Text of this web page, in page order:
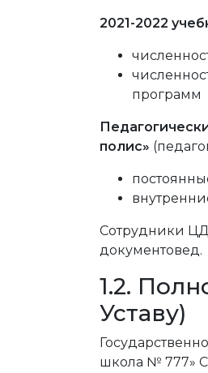
2021-2022
программ
полис»
Сотрудники
документовед.
1.2.
Уставу)
школа № 777»